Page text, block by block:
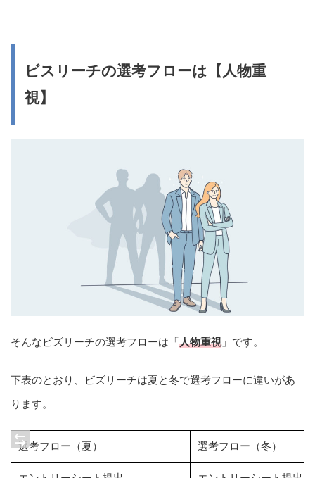
ビスリーチの選考フローは【人物重
視】
そんなビズリーチの選考フローは「人物重視 」です。
下表のとおり、ビズリーチは夏と冬で選考フローに違いがあ
ります。
選考フロー（夏） 選考フロー（冬）